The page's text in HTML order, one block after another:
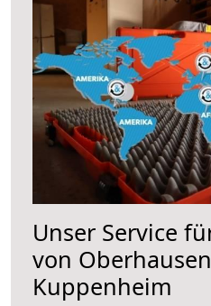
Unser Service
von
Kuppenheim